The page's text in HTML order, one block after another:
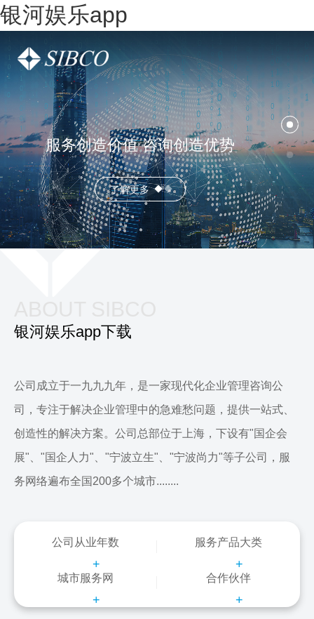
银河娱乐app
服务创造价值 咨询创造优势
了解更多
一站式全链条企业服务供应商
了解更多
银河娱乐app下载
公司成立于一九九九年，是一家现代化企业管理咨询公
司，专注于解决企业管理中的急难愁问题，提供一站式、
创造性的解决方案。公司总部位于上海，下设有"国企会
展"、"国企人力"、"宁波立生"、"宁波尚力"等子公司，服
务网络遍布全国200多个城市........
公司从业年数
+
服务产品大类
+
城市服务网
+
合作伙伴
+